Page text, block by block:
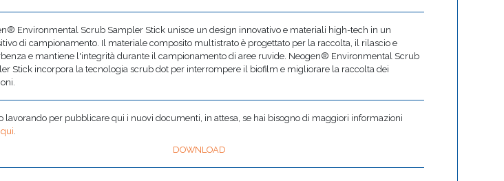
Environmental Scrub Sampler Stick unisce un design innovativo e materiali high-tech in un
di campionamento. Il materiale composito multistrato è progettato per la raccolta, il rilascio e
e mantiene l'integrità durante il campionamento di aree ruvide. Neogen® Environmental Scrub
Stick incorpora la tecnologia scrub dot per interrompere il biofilm e migliorare la raccolta dei
lavorando per pubblicare qui i nuovi documenti, in attesa, se hai bisogno di maggiori informazioni
.
DOWNLOAD